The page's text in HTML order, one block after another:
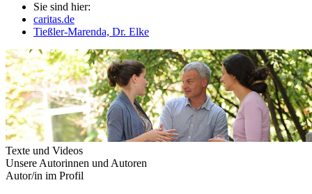
Sie sind hier:
caritas.de
Tießler-Marenda, Dr. Elke
Texte und Videos
Unsere Autorinnen und Autoren
Autor/in im Profil